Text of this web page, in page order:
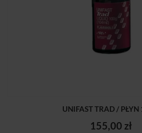
UNIFAST TRAD / PŁYN
155,00 zł